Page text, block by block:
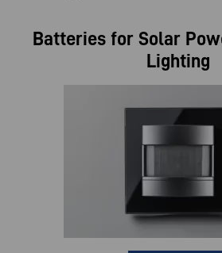
Batteries for Solar
Lighting